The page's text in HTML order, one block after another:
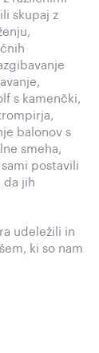
skupaj z
s kamenčki,
balonov s
smeha,
postavili
jih
udeležili in
ki so nam